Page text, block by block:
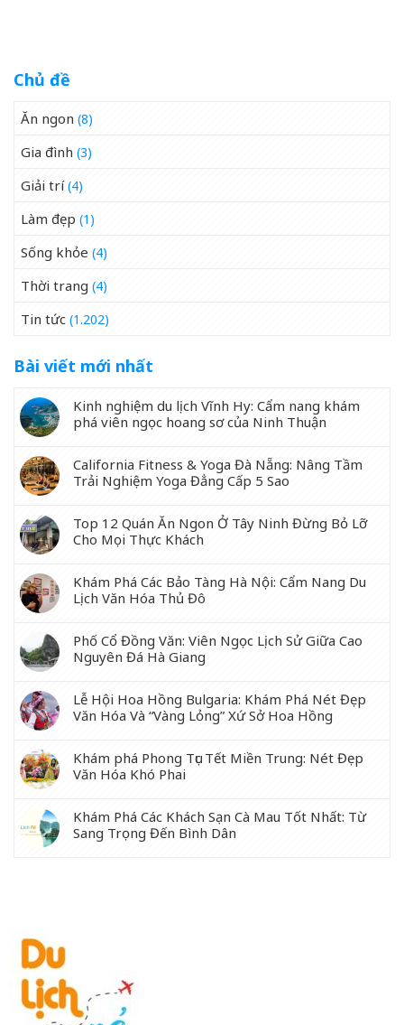
Chủ đề
Ăn ngon (8)
Gia đình (3)
Giải trí(4)
Làm đẹp (1)
Sống khỏe (4)
Thời trang (4)
Tin tức (1.202)
Bài viết mới nhất
Kinh nghiệm du lịch Vĩnh Hy: Cẩm nang khám
phá viên ngọc hoang sơ của Ninh Thuận
California Fitness & Yoga Đà Nẵng: Nâng Tầm
Trải Nghiệm Yoga Đẳng Cấp 5 Sao
Top 12 Quán Ăn Ngon Ở Tây Ninh Đừng Bỏ Lỡ
Cho Mọi Thực Khách
Khám Phá Các Bảo Tàng Hà Nội: Cẩm Nang Du
Lịch Văn Hóa Thủ Đô
Phố Cổ Đồng Văn: Viên Ngọc Lịch Sử Giữa Cao
Nguyên Đá Hà Giang
Lễ Hội Hoa Hồng Bulgaria: Khám Phá Nét Đẹp
Văn Hóa Và “Vàng Lỏng” Xứ Sở Hoa Hồng
Khám phá Phong Tục Tết Miền Trung: Nét Đẹp
Văn Hóa Khó Phai
Khám Phá Các Khách Sạn Cà Mau Tốt Nhất: Từ
Sang Trọng Đến Bình Dân